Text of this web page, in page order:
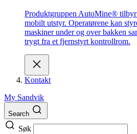
Produktgruppen AutoMine®
mobilt utstyr. Operatørene kan
maskiner under og over bakken
trygt fra et fjernstyrt kontrollrom.
Kontakt
My Sandvik
Search
Søk